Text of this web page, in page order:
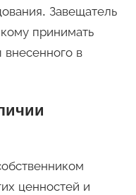
Завещатель
принимать
внесенного в
ценностей и